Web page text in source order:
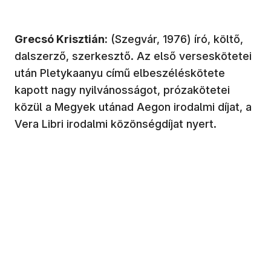
Grecsó Krisztián: (Szegvár, 1976) író, költő,
dalszerző, szerkesztő. Az első verseskötetei
után Pletykaanyu című elbeszéléskötete
kapott nagy nyilvánosságot, prózakötetei
közül a Megyek utánad Aegon irodalmi díjat, a
Vera Libri irodalmi közönségdíjat nyert.